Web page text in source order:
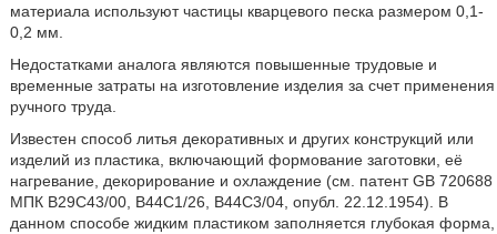
материала используют частицы кварцевого песка размером 0,1-
0,2 мм.
Недостатками аналога являются повышенные трудовые и
временные затраты на изготовление изделия за счет применения
ручного труда.
Известен способ литья декоративных и других конструкций или
изделий из пластика, включающий формование заготовки, её
нагревание, декорирование и охлаждение (см. патент GB 720688
МПК B29C43/00, B44C1/26, B44C3/04, опубл. 22.12.1954). В
данном способе жидким пластиком заполняется глубокая форма,